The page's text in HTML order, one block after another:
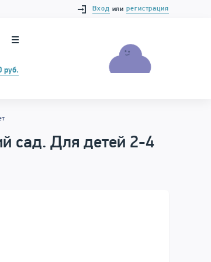
Вход или регистрация
руб.
сад. Для детей 2-4